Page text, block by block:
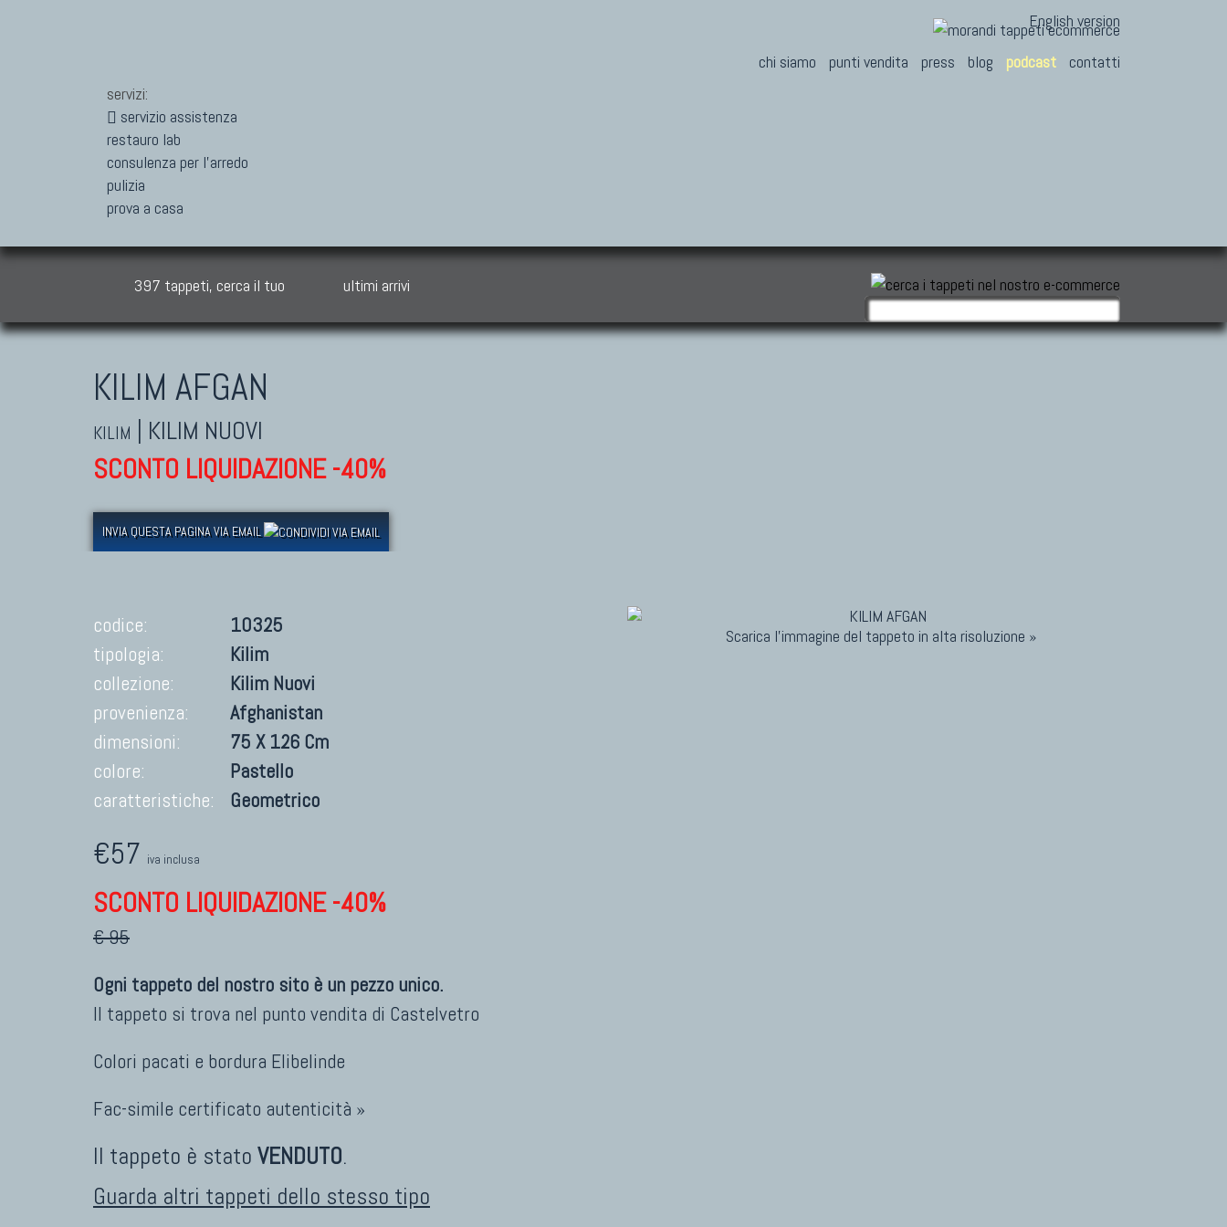
servizi:
servizio assistenza
restauro lab
consulenza per l'arredo
pulizia
prova a casa
English version
chi siamo
punti vendita press blog podcast contatti
397 tappeti, cerca il tuo ultimi arrivi
KILIM AFGAN
KILIM KILIM NUOVI
SCONTO LIQUIDAZIONE -40%
INVIA QUESTA PAGINA VIA EMAIL
Scarica l'immagine del tappeto in alta risoluzione »
codice:
10325
tipologia:
Kilim
collezione:
Kilim Nuovi
provenienza:
Afghanistan
dimensioni:
75 X 126 Cm
colore:
Pastello
caratteristiche:
Geometrico
€57 iva inclusa
SCONTO LIQUIDAZIONE -40%
€ 95
Ogni tappeto del nostro sito è un pezzo unico.
Il tappeto si trova nel punto vendita di Castelvetro
Colori pacati e bordura Elibelinde
Fac-simile certificato autenticità »
Il tappeto è stato VENDUTO.
Guarda altri tappeti dello stesso tipo